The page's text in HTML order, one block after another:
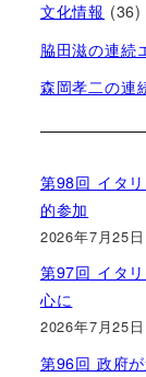
文化情報 (36)
脇田滋の連続
森岡孝二の連
第98回 イタ
的参加
2026年7月25日
第97回 イタ
心に
2026年7月25日
第96回 政府